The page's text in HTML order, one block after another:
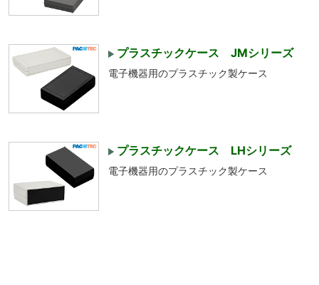
プラスチックケース JMシリーズ
電子機器用のプラスチック製ケース
プラスチックケース LHシリーズ
電子機器用のプラスチック製ケース